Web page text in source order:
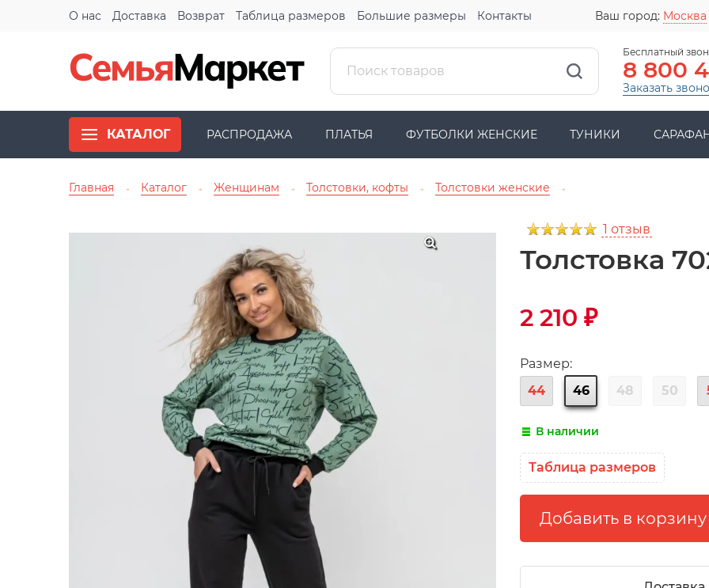
О нас Доставка Возврат Таблица размеров Большие размеры Контакты Ваш город: Москва
Бесплатный
8 800
Заказать
КАТАЛОГ РАСПРОДАЖА ПЛАТЬЯ ФУТБОЛКИ ЖЕНСКИЕ ТУНИКИ
Главная → Каталог → Женщинам → Толстовки, кофты → Толстовки женские →
1 отзыв
Толстовка
2 210 ₽
Размер:
44
46 48 50
В наличии
Таблица размеров